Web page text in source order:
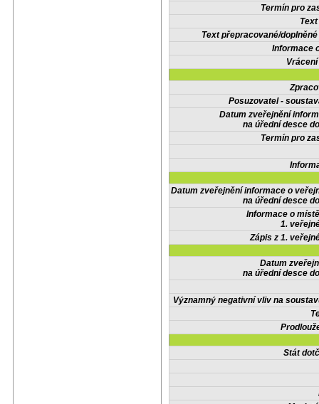
Termín pro
Text přepracované/
Informace
Posuzovatel -
Datum zveřejnění
na úřední desce
Termín pro
Datum zveřejnění informace o
na úřední desce
Informace o
1.
Zápis z 1.
Datum
na úřední desce
Významný negativní vliv na
Stát